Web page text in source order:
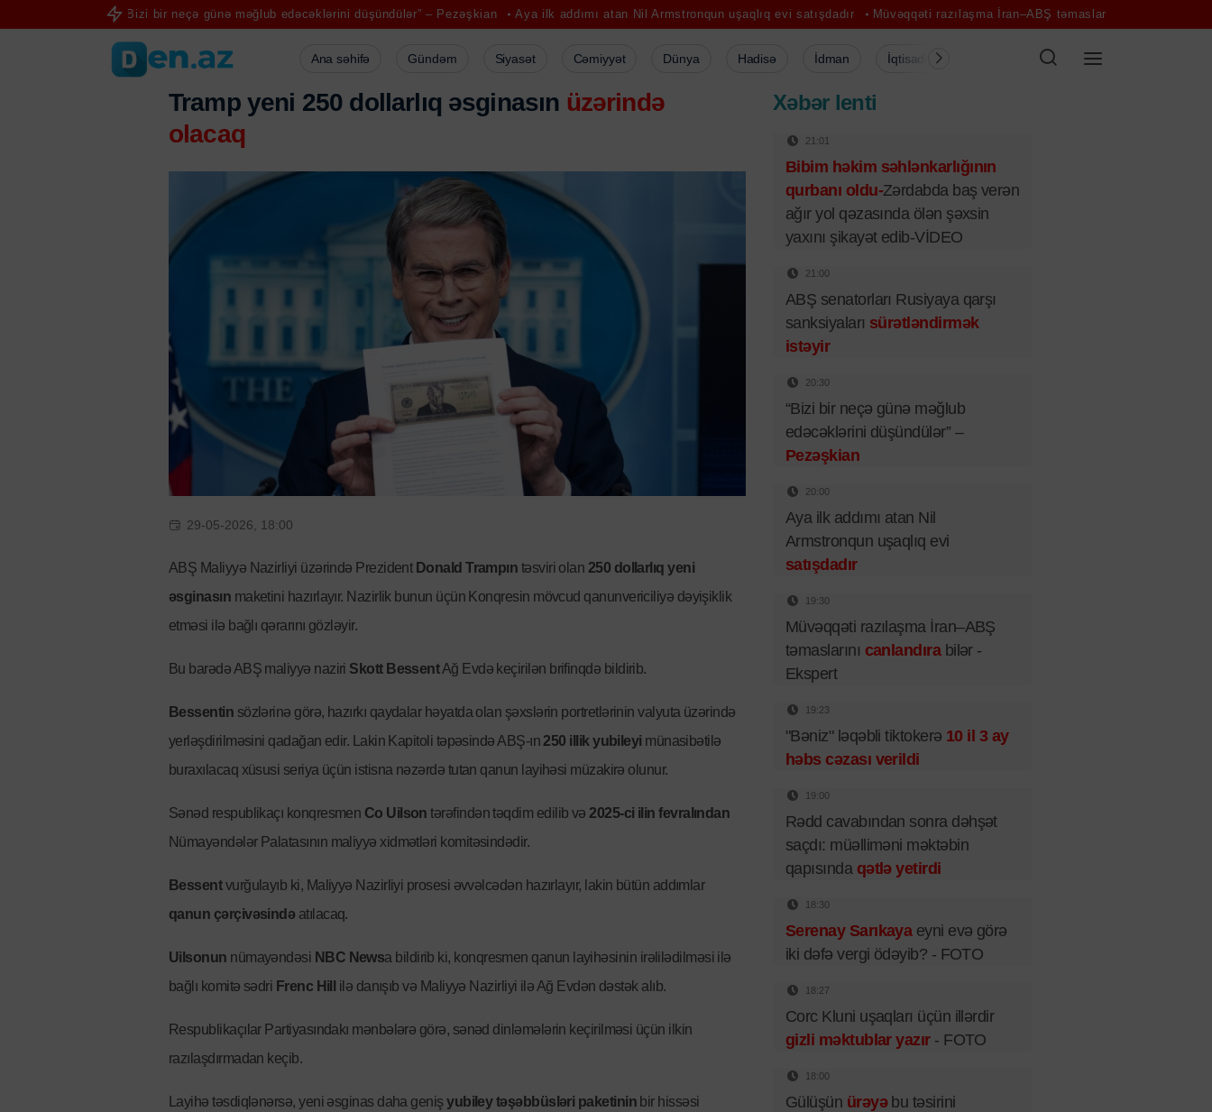
“Bizi bir neçə günə məğlub edəcəklərini düşündülər” – Pezəşkian Aya ilk addımı atan Nil Armstronqun uşaqlıq evi satışdadır Müvəqqəti razılaşma İran–ABŞ təmaslarını canlandıra bilər - Ekspert
Ana səhifə Gündəm Siyasət Cəmiyyət Dünya Hadisə İdman İqtisadiyyat Şou-biznes Müsahibə
Tramp yeni 250 dollarlıq əsginasın üzərində
olacaq
29-05-2026, 18:00
ABŞ Maliyyə Nazirliyi üzərində Prezident Donald Trampın təsviri olan 250 dollarlıq yeni
əsginasın maketini hazırlayır. Nazirlik bunun üçün Konqresin mövcud qanunvericiliyə dəyişiklik
etməsi ilə bağlı qərarını gözləyir.
Bu barədə ABŞ maliyyə naziri Skott BessentAğ Evdə keçirilən brifinqdə bildirib.
Bessentin sözlərinə görə, hazırkı qaydalar həyatda olan şəxslərin portretlərinin valyuta üzərində
yerləşdirilməsini qadağan edir. Lakin Kapitoli təpəsində ABŞ-ın 250 illik yubileyi münasibətilə
buraxılacaq xüsusi seriya üçün istisna nəzərdə tutan qanun layihəsi müzakirə olunur.
Sənəd respublikaçı konqresmen Co Uilson tərəfindən təqdim edilib və 2025-ci ilin fevralından
Nümayəndələr Palatasının maliyyə xidmətləri komitəsindədir.
Bessentvurğulayıb ki, Maliyyə Nazirliyi prosesi əvvəlcədən hazırlayır, lakin bütün addımlar
qanun çərçivəsində atılacaq.
Uilsonun nümayəndəsi NBC Newsa bildirib ki, konqresmen qanun layihəsinin irəlilədilməsi ilə
bağlı komitə sədri Frenc Hill ilə danışıb və Maliyyə Nazirliyi ilə Ağ Evdən dəstək alıb.
Respublikaçılar Partiyasındakı mənbələrə görə, sənəd dinləmələrin keçirilməsi üçün ilkin
razılaşdırmadan keçib.
Layihə təsdiqlənərsə, yeni əsginas daha genişyubiley təşəbbüsləri paketininbir hissəsi
Xəbər lenti
21:01
Bibim həkim səhlənkarlığının
qurbanı oldu-Zərdabda baş verən
ağır yol qəzasında ölən şəxsin
yaxını şikayət edib-VİDEO
21:00
ABŞ senatorları Rusiyaya qarşı
sanksiyaları sürətləndirmək
istəyir
20:30
“Bizi bir neçə günə məğlub
edəcəklərini düşündülər” –
Pezəşkian
20:00
Aya ilk addımı atan Nil
Armstronqun uşaqlıq evi
satışdadır
19:30
Müvəqqəti razılaşma İran–ABŞ
təmaslarını canlandırabilər -
Ekspert
19:23
"Bəniz" ləqəbli tiktokerə 10 il 3 ay
həbs cəzası verildi
19:00
Rədd cavabından sonra dəhşət
saçdı: müəlliməni məktəbin
qapısında qətlə yetirdi
18:30
Serenay Sarıkayaeyni evə görə
iki dəfə vergi ödəyib? - FOTO
18:27
Corc Kluni uşaqları üçün illərdir
gizli məktublar yazır- FOTO
18:00
Gülüşün ürəyəbu təsirini